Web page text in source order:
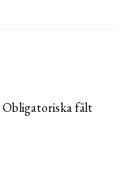
Obligatoriska fält